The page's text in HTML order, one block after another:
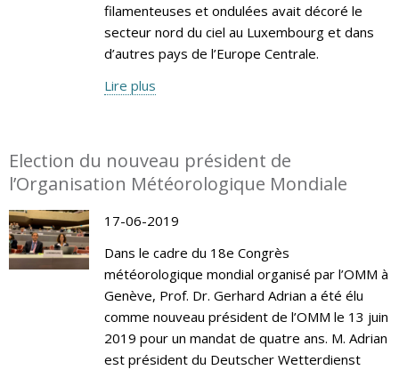
filamenteuses et ondulées avait décoré le
secteur nord du ciel au Luxembourg et dans
d’autres pays de l’Europe Centrale.
Lire plus
Election du nouveau président de
l’Organisation Météorologique Mondiale
17-06-2019
Dans le cadre du 18e Congrès
météorologique mondial organisé par l’OMM à
Genève, Prof. Dr. Gerhard Adrian a été élu
comme nouveau président de l’OMM le 13 juin
2019 pour un mandat de quatre ans. M. Adrian
est président du Deutscher Wetterdienst